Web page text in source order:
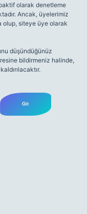
olarak denetleme
Ancak, üyelerimiz
olup, siteye üye olarak
düşündüğünüz
bildirmeniz halinde,